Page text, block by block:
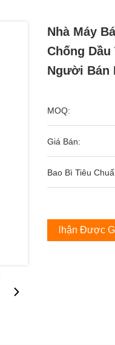
Nhà Máy
Chống
Người Bán
MOQ:
Giá Bán:
Bao Bì Tiêu
Nhận Được